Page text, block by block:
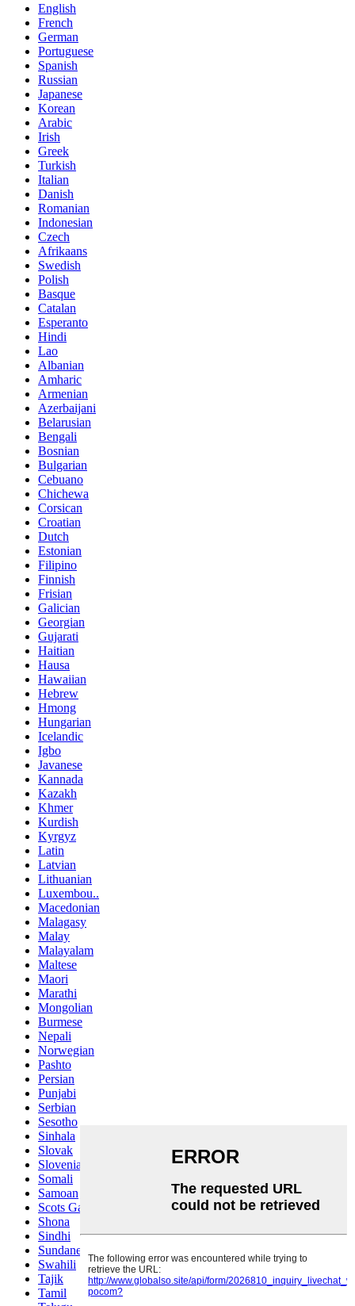
English
French
German
Portuguese
Spanish
Russian
Japanese
Korean
Arabic
Irish
Greek
Turkish
Italian
Danish
Romanian
Indonesian
Czech
Afrikaans
Swedish
Polish
Basque
Catalan
Esperanto
Hindi
Lao
Albanian
Amharic
Armenian
Azerbaijani
Belarusian
Bengali
Bosnian
Bulgarian
Cebuano
Chichewa
Corsican
Croatian
Dutch
Estonian
Filipino
Finnish
Frisian
Galician
Georgian
Gujarati
Haitian
Hausa
Hawaiian
Hebrew
Hmong
Hungarian
Icelandic
Igbo
Javanese
Kannada
Kazakh
Khmer
Kurdish
Kyrgyz
Latin
Latvian
Lithuanian
Luxembou..
Macedonian
Malagasy
Malay
Malayalam
Maltese
Maori
Marathi
Mongolian
Burmese
Nepali
Norwegian
Pashto
Persian
Punjabi
Serbian
Sesotho
Sinhala
Slovak
Slovenian
Somali
Samoan
Scots Gaelic
Shona
Sindhi
Sundanese
Swahili
Tajik
Tamil